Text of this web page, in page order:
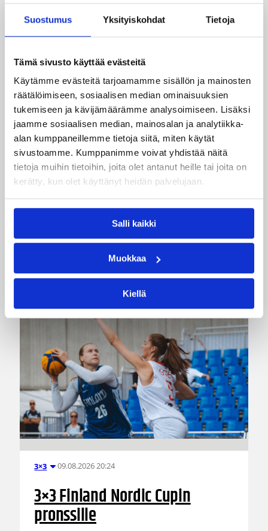
Suostumus Yksityiskohdat Tietoja
Tämä sivusto käyttää evästeitä
Käytämme evästeitä tarjoamamme sisällön ja mainosten
räätälöimiseen, sosiaalisen median ominaisuuksien
tukemiseen ja kävijämäärämme analysoimiseen. Lisäksi
jaamme sosiaalisen median, mainosalan ja analytiikka-
alan kumppaneillemme tietoja siitä, miten käytät
sivustoamme. Kumppanimme voivat yhdistää näitä
tietoja muihin tietoihin, joita olet antanut heille tai joita on
kerätty, kun olet käyttänyt heidän palvelujaan.
Salli kaikki
Muokkaa
Kiellä
EM-kilpailut 09.08.2026 22:47
Suomen 18-vuotiaat tytöt
päättivät EM-kisat
pronssijuhliin
upeasti pronssimitaliin, kun Serbia kaatui
pronssiottelussa vakuuttavasti 75–52.
neljänneksen jälkeen ottelun itselleen vahvalla
joukkuepelaamisella ja karkasi toisella
puoliajalla Serbian tavoittamattomiin.
3×3 09.08.2026 20:24
3×3 Finland Nordic Cupin
pronssille